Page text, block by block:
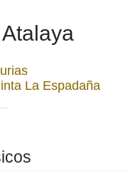
La Espadaña